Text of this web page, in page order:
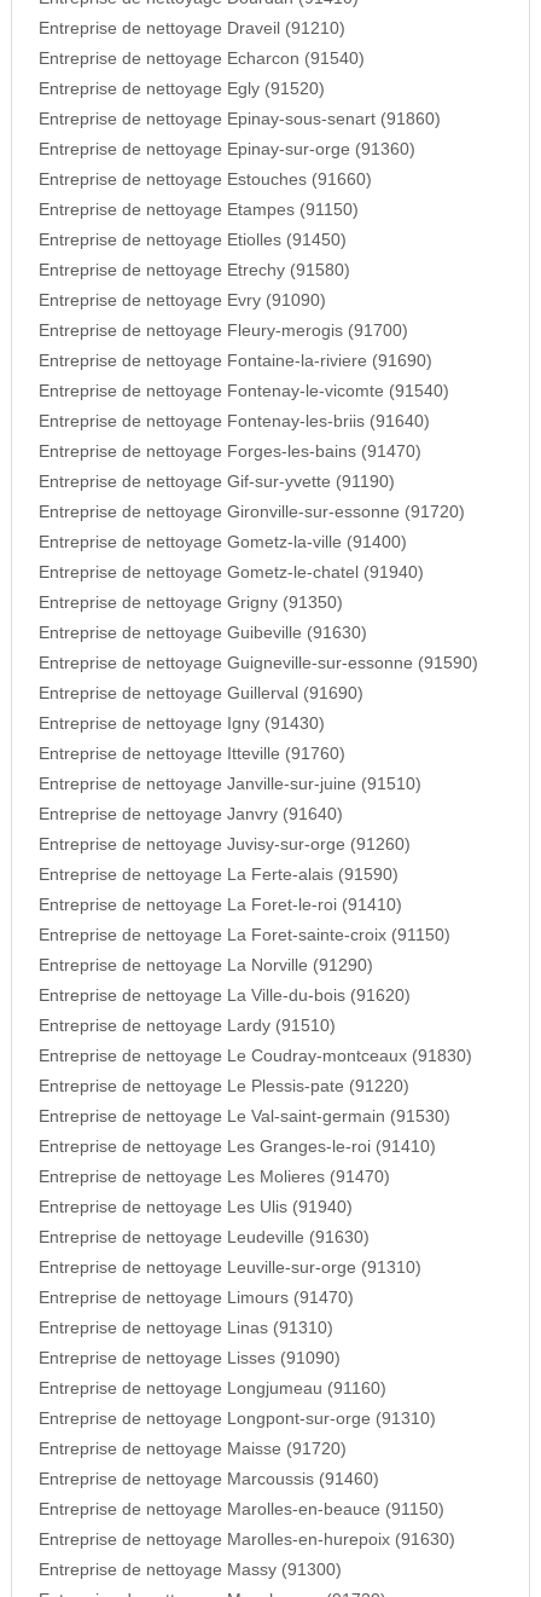
Entreprise de nettoyage Draveil (91210)
Entreprise de nettoyage Echarcon (91540)
Entreprise de nettoyage Egly (91520)
Entreprise de nettoyage Epinay-sous-senart (91860)
Entreprise de nettoyage Epinay-sur-orge (91360)
Entreprise de nettoyage Estouches (91660)
Entreprise de nettoyage Etampes (91150)
Entreprise de nettoyage Etiolles (91450)
Entreprise de nettoyage Etrechy (91580)
Entreprise de nettoyage Evry (91090)
Entreprise de nettoyage Fleury-merogis (91700)
Entreprise de nettoyage Fontaine-la-riviere (91690)
Entreprise de nettoyage Fontenay-le-vicomte (91540)
Entreprise de nettoyage Fontenay-les-briis (91640)
Entreprise de nettoyage Forges-les-bains (91470)
Entreprise de nettoyage Gif-sur-yvette (91190)
Entreprise de nettoyage Gironville-sur-essonne (91720)
Entreprise de nettoyage Gometz-la-ville (91400)
Entreprise de nettoyage Gometz-le-chatel (91940)
Entreprise de nettoyage Grigny (91350)
Entreprise de nettoyage Guibeville (91630)
Entreprise de nettoyage Guigneville-sur-essonne (91590)
Entreprise de nettoyage Guillerval (91690)
Entreprise de nettoyage Igny (91430)
Entreprise de nettoyage Itteville (91760)
Entreprise de nettoyage Janville-sur-juine (91510)
Entreprise de nettoyage Janvry (91640)
Entreprise de nettoyage Juvisy-sur-orge (91260)
Entreprise de nettoyage La Ferte-alais (91590)
Entreprise de nettoyage La Foret-le-roi (91410)
Entreprise de nettoyage La Foret-sainte-croix (91150)
Entreprise de nettoyage La Norville (91290)
Entreprise de nettoyage La Ville-du-bois (91620)
Entreprise de nettoyage Lardy (91510)
Entreprise de nettoyage Le Coudray-montceaux (91830)
Entreprise de nettoyage Le Plessis-pate (91220)
Entreprise de nettoyage Le Val-saint-germain (91530)
Entreprise de nettoyage Les Granges-le-roi (91410)
Entreprise de nettoyage Les Molieres (91470)
Entreprise de nettoyage Les Ulis (91940)
Entreprise de nettoyage Leudeville (91630)
Entreprise de nettoyage Leuville-sur-orge (91310)
Entreprise de nettoyage Limours (91470)
Entreprise de nettoyage Linas (91310)
Entreprise de nettoyage Lisses (91090)
Entreprise de nettoyage Longjumeau (91160)
Entreprise de nettoyage Longpont-sur-orge (91310)
Entreprise de nettoyage Maisse (91720)
Entreprise de nettoyage Marcoussis (91460)
Entreprise de nettoyage Marolles-en-beauce (91150)
Entreprise de nettoyage Marolles-en-hurepoix (91630)
Entreprise de nettoyage Massy (91300)